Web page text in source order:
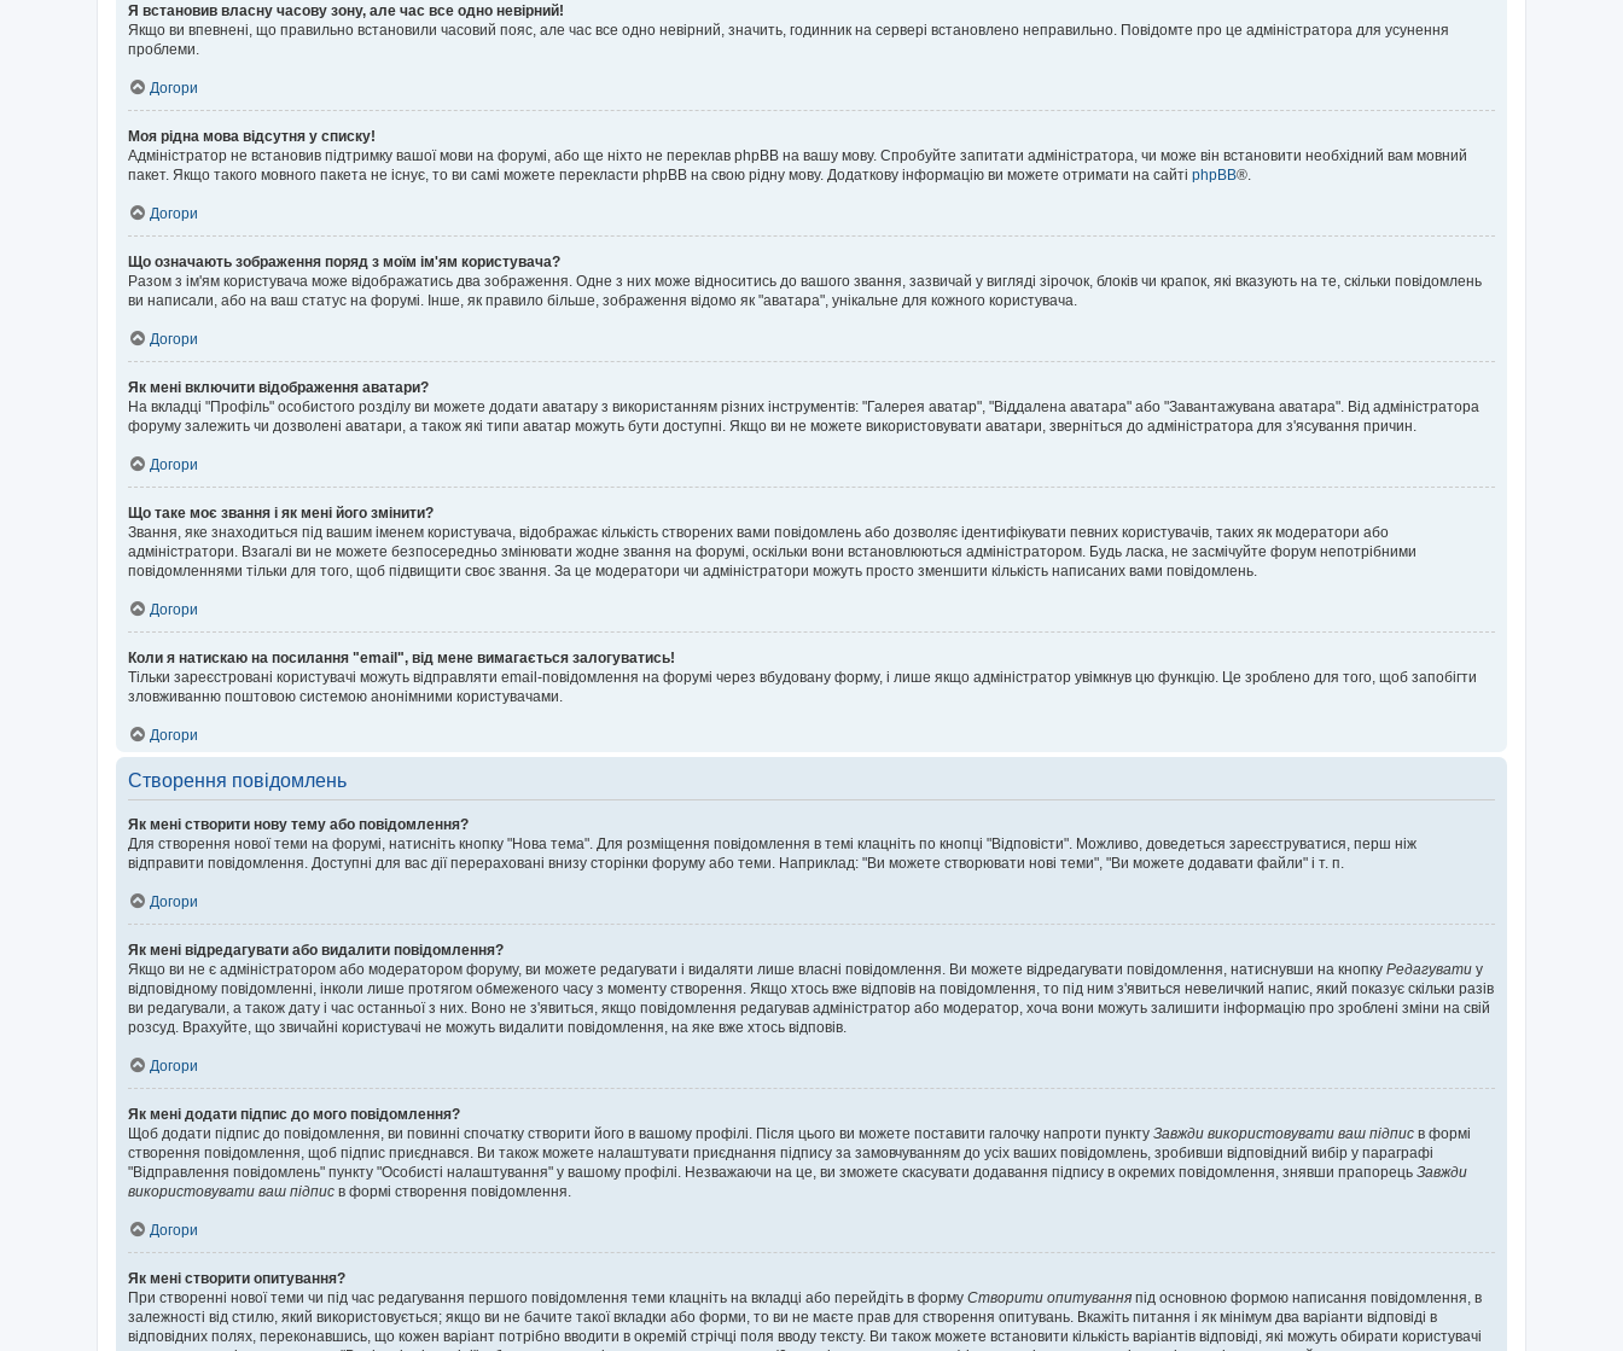
Я встановив власну часову зону, але час все одно невірний!
Якщо ви впевнені, що правильно встановили часовий пояс, але час все одно невірний, значить, годинник на сервері встановлено неправильно. Повідомте про це адміністратора для усунення
проблеми.
Догори
Моя рідна мова відсутня у списку!
Адміністратор не встановив підтримку вашої мови на форумі, або ще ніхто не переклав phpBB на вашу мову. Спробуйте запитати адміністратора, чи може він встановити необхідний вам мовний
пакет. Якщо такого мовного пакета не існує, то ви самі можете перекласти phpBB на свою рідну мову. Додаткову інформацію ви можете отримати на сайті phpBB®.
Догори
Що означають зображення поряд з моїм ім'ям користувача?
Разом з ім'ям користувача може відображатись два зображення. Одне з них може відноситись до вашого звання, зазвичай у вигляді зірочок, блоків чи крапок, які вказують на те, скільки повідомлень
ви написали, або на ваш статус на форумі. Інше, як правило більше, зображення відомо як "аватара", унікальне для кожного користувача.
Догори
Як мені включити відображення аватари?
На вкладці "Профіль" особистого розділу ви можете додати аватару з використанням різних інструментів: "Галерея аватар", "Віддалена аватара" або "Завантажувана аватара". Від адміністратора
форуму залежить чи дозволені аватари, а також які типи аватар можуть бути доступні. Якщо ви не можете використовувати аватари, зверніться до адміністратора для з'ясування причин.
Догори
Що таке моє звання і як мені його змінити?
Звання, яке знаходиться під вашим іменем користувача, відображає кількість створених вами повідомлень або дозволяє ідентифікувати певних користувачів, таких як модератори або
адміністратори. Взагалі ви не можете безпосередньо змінювати жодне звання на форумі, оскільки вони встановлюються адміністратором. Будь ласка, не засмічуйте форум непотрібними
повідомленнями тільки для того, щоб підвищити своє звання. За це модератори чи адміністратори можуть просто зменшити кількість написаних вами повідомлень.
Догори
Коли я натискаю на посилання "email", від мене вимагається залогуватись!
Тільки зареєстровані користувачі можуть відправляти email-повідомлення на форумі через вбудовану форму, і лише якщо адміністратор увімкнув цю функцію. Це зроблено для того, щоб запобігти
зловживанню поштовою системою анонімними користувачами.
Догори
Створення повідомлень
Як мені створити нову тему або повідомлення?
Для створення нової теми на форумі, натисніть кнопку "Нова тема". Для розміщення повідомлення в темі клацніть по кнопці "Відповісти". Можливо, доведеться зареєструватися, перш ніж
відправити повідомлення. Доступні для вас дії перераховані внизу сторінки форуму або теми. Наприклад: "Ви можете створювати нові теми", "Ви можете додавати файли" і т. п.
Догори
Як мені відредагувати або видалити повідомлення?
Якщо ви не є адміністратором або модератором форуму, ви можете редагувати і видаляти лише власні повідомлення. Ви можете відредагувати повідомлення, натиснувши на кнопку Редагувати у
відповідному повідомленні, інколи лише протягом обмеженого часу з моменту створення. Якщо хтось вже відповів на повідомлення, то під ним з'явиться невеличкий напис, який показує скільки разів
ви редагували, а також дату і час останньої з них. Воно не з'явиться, якщо повідомлення редагував адміністратор або модератор, хоча вони можуть залишити інформацію про зроблені зміни на свій
розсуд. Врахуйте, що звичайні користувачі не можуть видалити повідомлення, на яке вже хтось відповів.
Догори
Як мені додати підпис до мого повідомлення?
Щоб додати підпис до повідомлення, ви повинні спочатку створити його в вашому профілі. Після цього ви можете поставити галочку напроти пункту Завжди використовувати ваш підпис в формі
створення повідомлення, щоб підпис приєднався. Ви також можете налаштувати приєднання підпису за замовчуванням до усіх ваших повідомлень, зробивши відповідний вибір у параграфі
"Відправлення повідомлень" пункту "Особисті налаштування" у вашому профілі. Незважаючи на це, ви зможете скасувати додавання підпису в окремих повідомлення, знявши прапорець Завжди
використовувати ваш підпис в формі створення повідомлення.
Догори
Як мені створити опитування?
При створенні нової теми чи під час редагування першого повідомлення теми клацніть на вкладці або перейдіть в форму Створити опитування під основною формою написання повідомлення, в
залежності від стилю, який використовується; якщо ви не бачите такої вкладки або форми, то ви не маєте прав для створення опитувань. Вкажіть питання і як мінімум два варіанти відповіді в
відповідних полях, переконавшись, що кожен варіант потрібно вводити в окремій стрічці поля вводу тексту. Ви також можете встановити кількість варіантів відповіді, які можуть обирати користувачі